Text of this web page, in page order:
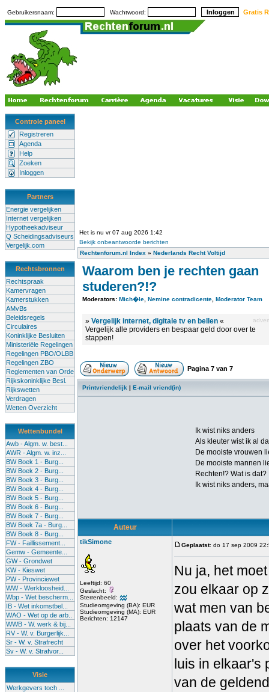
Gebruikersnaam: Wachtwoord: Gratis
Controle paneel
Registreren
Agenda
Help
Zoeken
Inloggen
Partners
Energie vergelijken
Internet vergelijken
Hypotheekadviseur
Q Scheidingsadviseurs
Vergelijk.com
Rechtsbronnen
Rechtspraak
Kamervragen
Kamerstukken
AMvBs
Beleidsregels
Circulaires
Koninklijke Besluiten
Ministeriële Regelingen
Regelingen PBO/OLBB
Regelingen ZBO
Reglementen van Orde
Rijkskoninklijke Besl.
Rijkswetten
Verdragen
Wetten Overzicht
Wettenbundel
Awb - Algm. w. best...
AWR - Algm. w. inz...
BW Boek 1 - Burg...
BW Boek 2 - Burg...
BW Boek 3 - Burg...
BW Boek 4 - Burg...
BW Boek 5 - Burg...
BW Boek 6 - Burg...
BW Boek 7 - Burg...
BW Boek 7a - Burg...
BW Boek 8 - Burg...
FW - Faillissement...
Gemw - Gemeente...
GW - Grondwet
KW - Kieswet
PW - Provinciewet
WW - Werkloosheid...
Wbp - Wet bescherm...
IB - Wet inkomstbel...
WAO - Wet op de arb..
WWB - W. werk & bij...
RV - W. v. Burgerlijk...
Sr - W. v. Strafrecht
Sv - W. v. Strafvor...
Visie
Werkgevers toch ...
Het is nu vr 07 aug 2026 1:42
Bekijk onbeantwoorde berichten
Rechtenforum.nl Index » Nederlands Recht Voltijd
Waarom ben je rechten gaan
studeren?!?
Moderators: Mich�le Nemine contradicente Moderator Team
» Vergelijk internet, digitale tv en bellen «
Vergelijk alle providers en bespaar geld door over te
stappen!
Pagina 7 van 7
Printvriendelijk | E-mail vriend(in)
Ik wist niks anders
Als kleuter wist ik al
De mooiste vrouwen
De mooiste mannen
Rechten!? Wat is dat?
Ik wist niks anders,
Auteur
tikSimone
Leeftijd: 60
Geslacht:
Sterrenbeeld:
Studieomgeving (BA): EUR
Studieomgeving (MA): EUR
Berichten: 12147
Geplaatst: do 17 sep 2009
Nu ja, het
zou elkaar op
wat men van
plaats van de
over het
luis in elkaar's
van de